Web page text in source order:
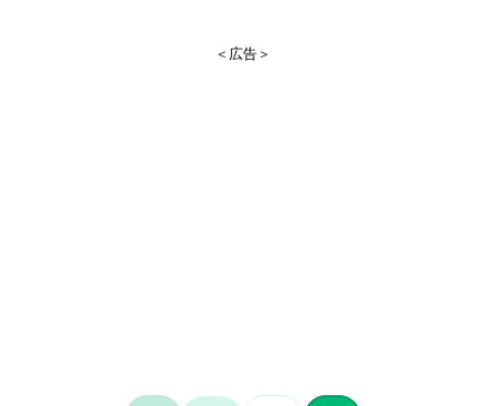
＜広告＞